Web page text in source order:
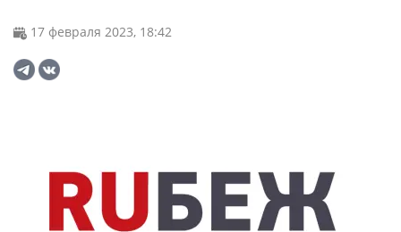
17 февраля 2023, 18:42